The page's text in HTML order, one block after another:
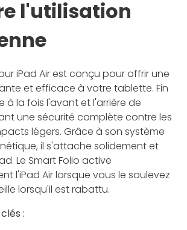
l'utilisation
iPad Air est conçu pour offrir une
et efficace à votre tablette. Fin
à la fois l'avant et l'arrière de
une sécurité complète contre les
légers. Grâce à son système
il s'attache solidement et
Le Smart Folio active
l'iPad Air lorsque vous le soulevez
lorsqu'il est rabattu.
: